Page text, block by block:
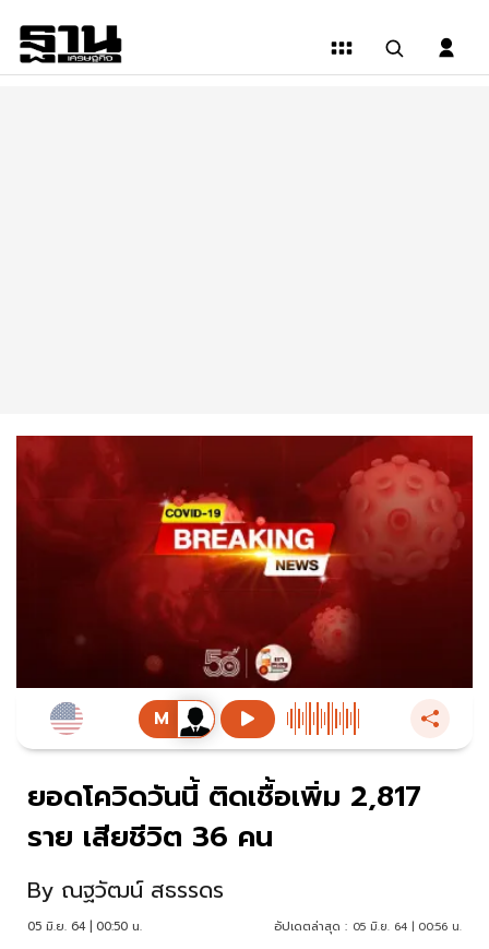
ยอดโควิดวันนี้ ติดเชื้อเพิ่ม 2,817
ราย เสียชีวิต 36 คน
By ณฐวัฒน์ สธรรดร
05 มิ.ย. 64 | 00:50 น. อัปเดตล่าสุด : 05 มิ.ย. 64 | 00:56 น.